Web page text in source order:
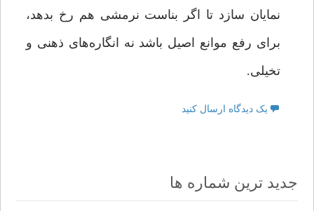
نمایان سازد تا اگر بناست نرمشی هم رخ بدهد،
برای رفع موانع اصیل باشد نه انگاره‌های ذهنی و
تخیلی.
یک دیدگاه ارسال کنید
جدید ترین شماره ها